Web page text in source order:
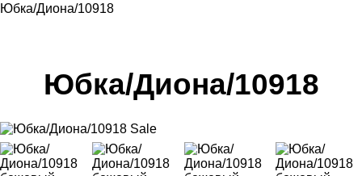
Юбка/Диона/10918
Юбка/Диона/10918
Sale